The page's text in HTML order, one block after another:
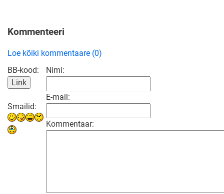
Kommenteeri
Loe kõiki kommentaare (0)
BB-kood:
Smailid:
Nimi:
E-mail:
Kommentaar: